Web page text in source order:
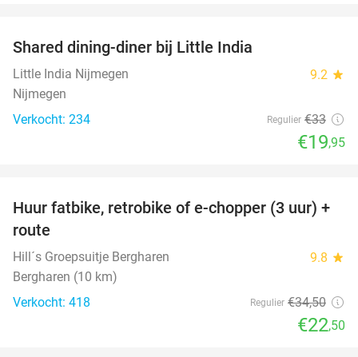
Shared dining-diner bij Little India
Little India Nijmegen 9.2 star
Nijmegen
Verkocht: 234
Regulier €33
€19,95
35%
Huur fatbike, retrobike of e-chopper (3 uur) +
route
Hill´s Groepsuitje Bergharen 9.8 star
Bergharen (10 km)
Verkocht: 418
Regulier €34,50
€22,50